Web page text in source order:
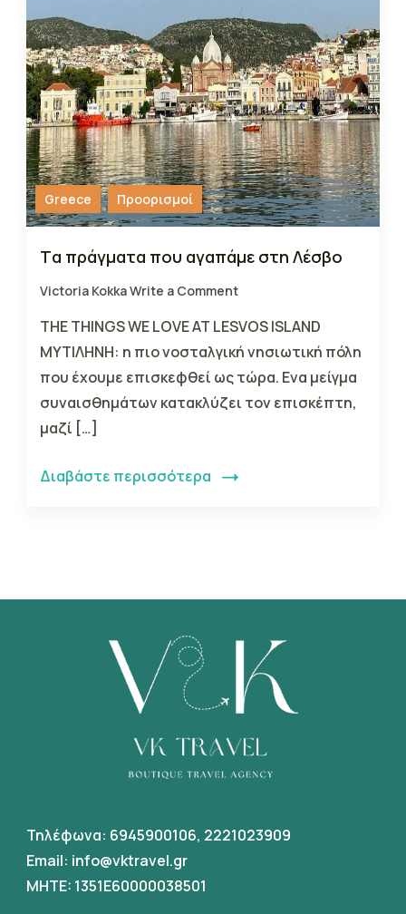
Greece Προορισμοί
Tα πράγματα που αγαπάμε στη Λέσβο
Victoria KokkaWrite a Comment
THE THINGS WE LOVE AT LESVOS ISLAND
ΜΥΤΙΛΗΝΗ: η πιο νοσταλγική νησιωτική πόλη
που έχουμε επισκεφθεί ως τώρα. Ενα μείγμα
συναισθημάτων κατακλύζει τον επισκέπτη,
μαζί […]
Διαβάστε περισσότερα
Τηλέφωνα: 6945900106, 2221023909
Email: info@vktravel.gr
MHTE: 1351E60000038501